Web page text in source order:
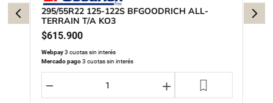
295/55R22 125-122S BFGOODRICH ALL-
TERRAIN T/A KO3
$615.900
Webpay3 cuotas sin interés
Mercado pago3 cuotas sin interés
＋
－